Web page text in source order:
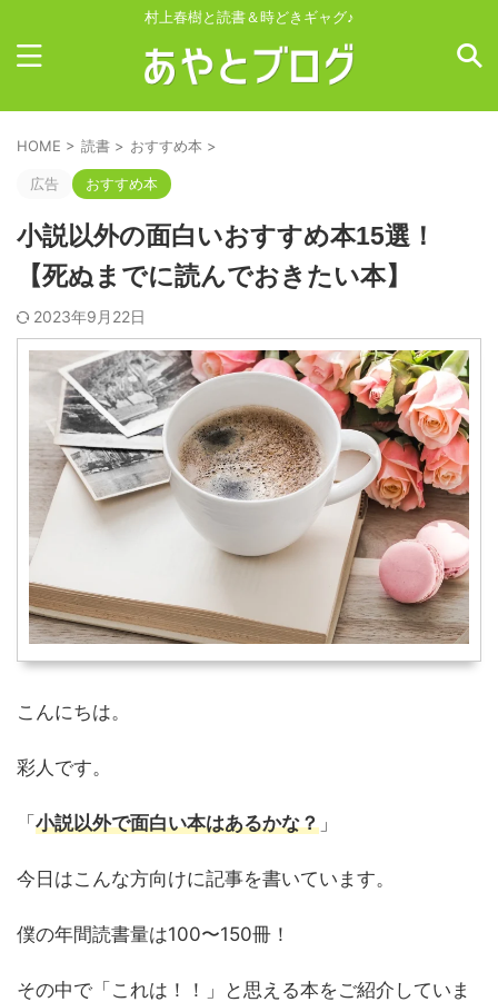
村上春樹と読書＆時どきギャグ♪
HOME > 読書 > おすすめ本 >
広告 おすすめ本
小説以外の面白いおすすめ本15選！
【死ぬまでに読んでおきたい本】
2023年9月22日
こんにちは。
彩人です。
「小説以外で面白い本はあるかな？ 」
今日はこんな方向けに記事を書いています。
僕の年間読書量は100〜150冊！
その中で「これは！！」と思える本をご紹介していま